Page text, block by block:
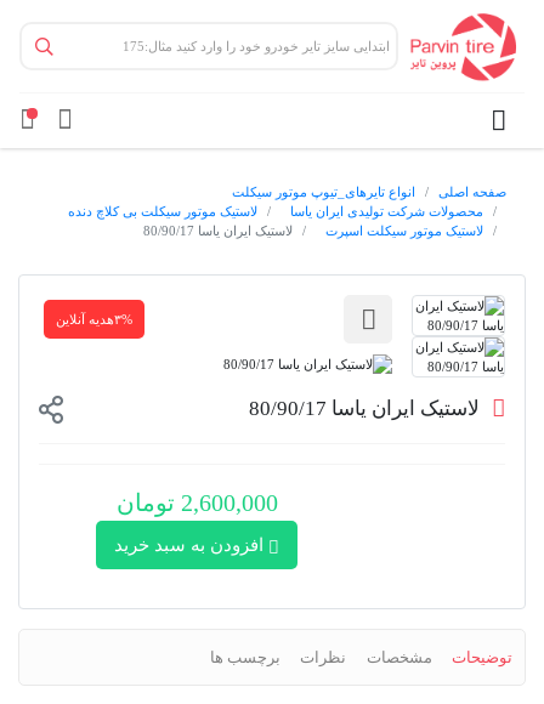
صفحه اصلی
انواع تایرهای_تیوپ موتور سیکلت
محصولات شرکت تولیدی ایران یاسا
لاستیک موتور سیکلت بی کلاچ دنده
لاستیک موتور سیکلت اسپرت
لاستیک ایران یاسا 80/90/17
۳%هدیه آنلاین
لاستیک ایران یاسا 80/90/17
2,600,000 تومان
افزودن به سبد خرید
توضیحات مشخصات نظرات برچسب ها